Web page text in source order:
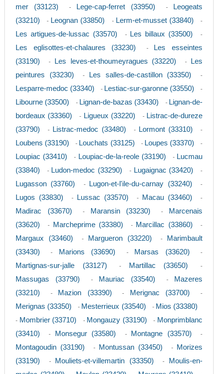
mer (33123) - Lege-cap-ferret (33950) -
Leogeats
(33210)
- Leognan (33850) - Lerm-et-musset (33840) -
Les artigues-de-lussac (33570) - Les billaux (33500) -
Les eglisottes-et-chalaures (33230) -
Les esseintes
(33190)
- Les leves-et-thoumeyragues (33220) -
Les
peintures (33230)
- Les salles-de-castillon (33350) -
Lesparre-medoc (33340) - Lestiac-sur-garonne (33550) -
Libourne (33500) - Lignan-de-bazas (33430) - Lignan-de-
bordeaux (33360)
- Ligueux (33220) - Listrac-de-dureze
(33790)
- Listrac-medoc (33480) - Lormont (33310) -
Loubens (33190) - Louchats (33125) - Loupes (33370) -
Loupiac (33410) - Loupiac-de-la-reole (33190) - Lucmau
(33840)
- Ludon-medoc (33290) - Lugaignac (33420) -
Lugasson (33760) - Lugon-et-l'ile-du-carnay (33240) -
Lugos (33830) - Lussac (33570) - Macau (33460) -
Madirac (33670) - Maransin (33230) -
Marcenais
(33620)
- Marcheprime (33380) - Marcillac (33860) -
Margaux (33460) - Margueron (33220) -
Marimbault
(33430)
- Marions (33690) - Marsas (33620) -
Martignas-sur-jalle (33127) - Martillac (33650) -
Massugas (33790) - Mauriac (33540) -
Mazeres
(33210)
- Mazion (33390) - Merignac (33700) -
Merignas (33350) - Mesterrieux (33540) - Mios (33380)
- Mombrier (33710) - Mongauzy (33190) - Monprimblanc
(33410)
- Monsegur (33580) - Montagne (33570) -
Montagoudin (33190) - Montussan (33450) -
Morizes
(33190)
- Mouliets-et-villemartin (33350) -
Moulis-en-